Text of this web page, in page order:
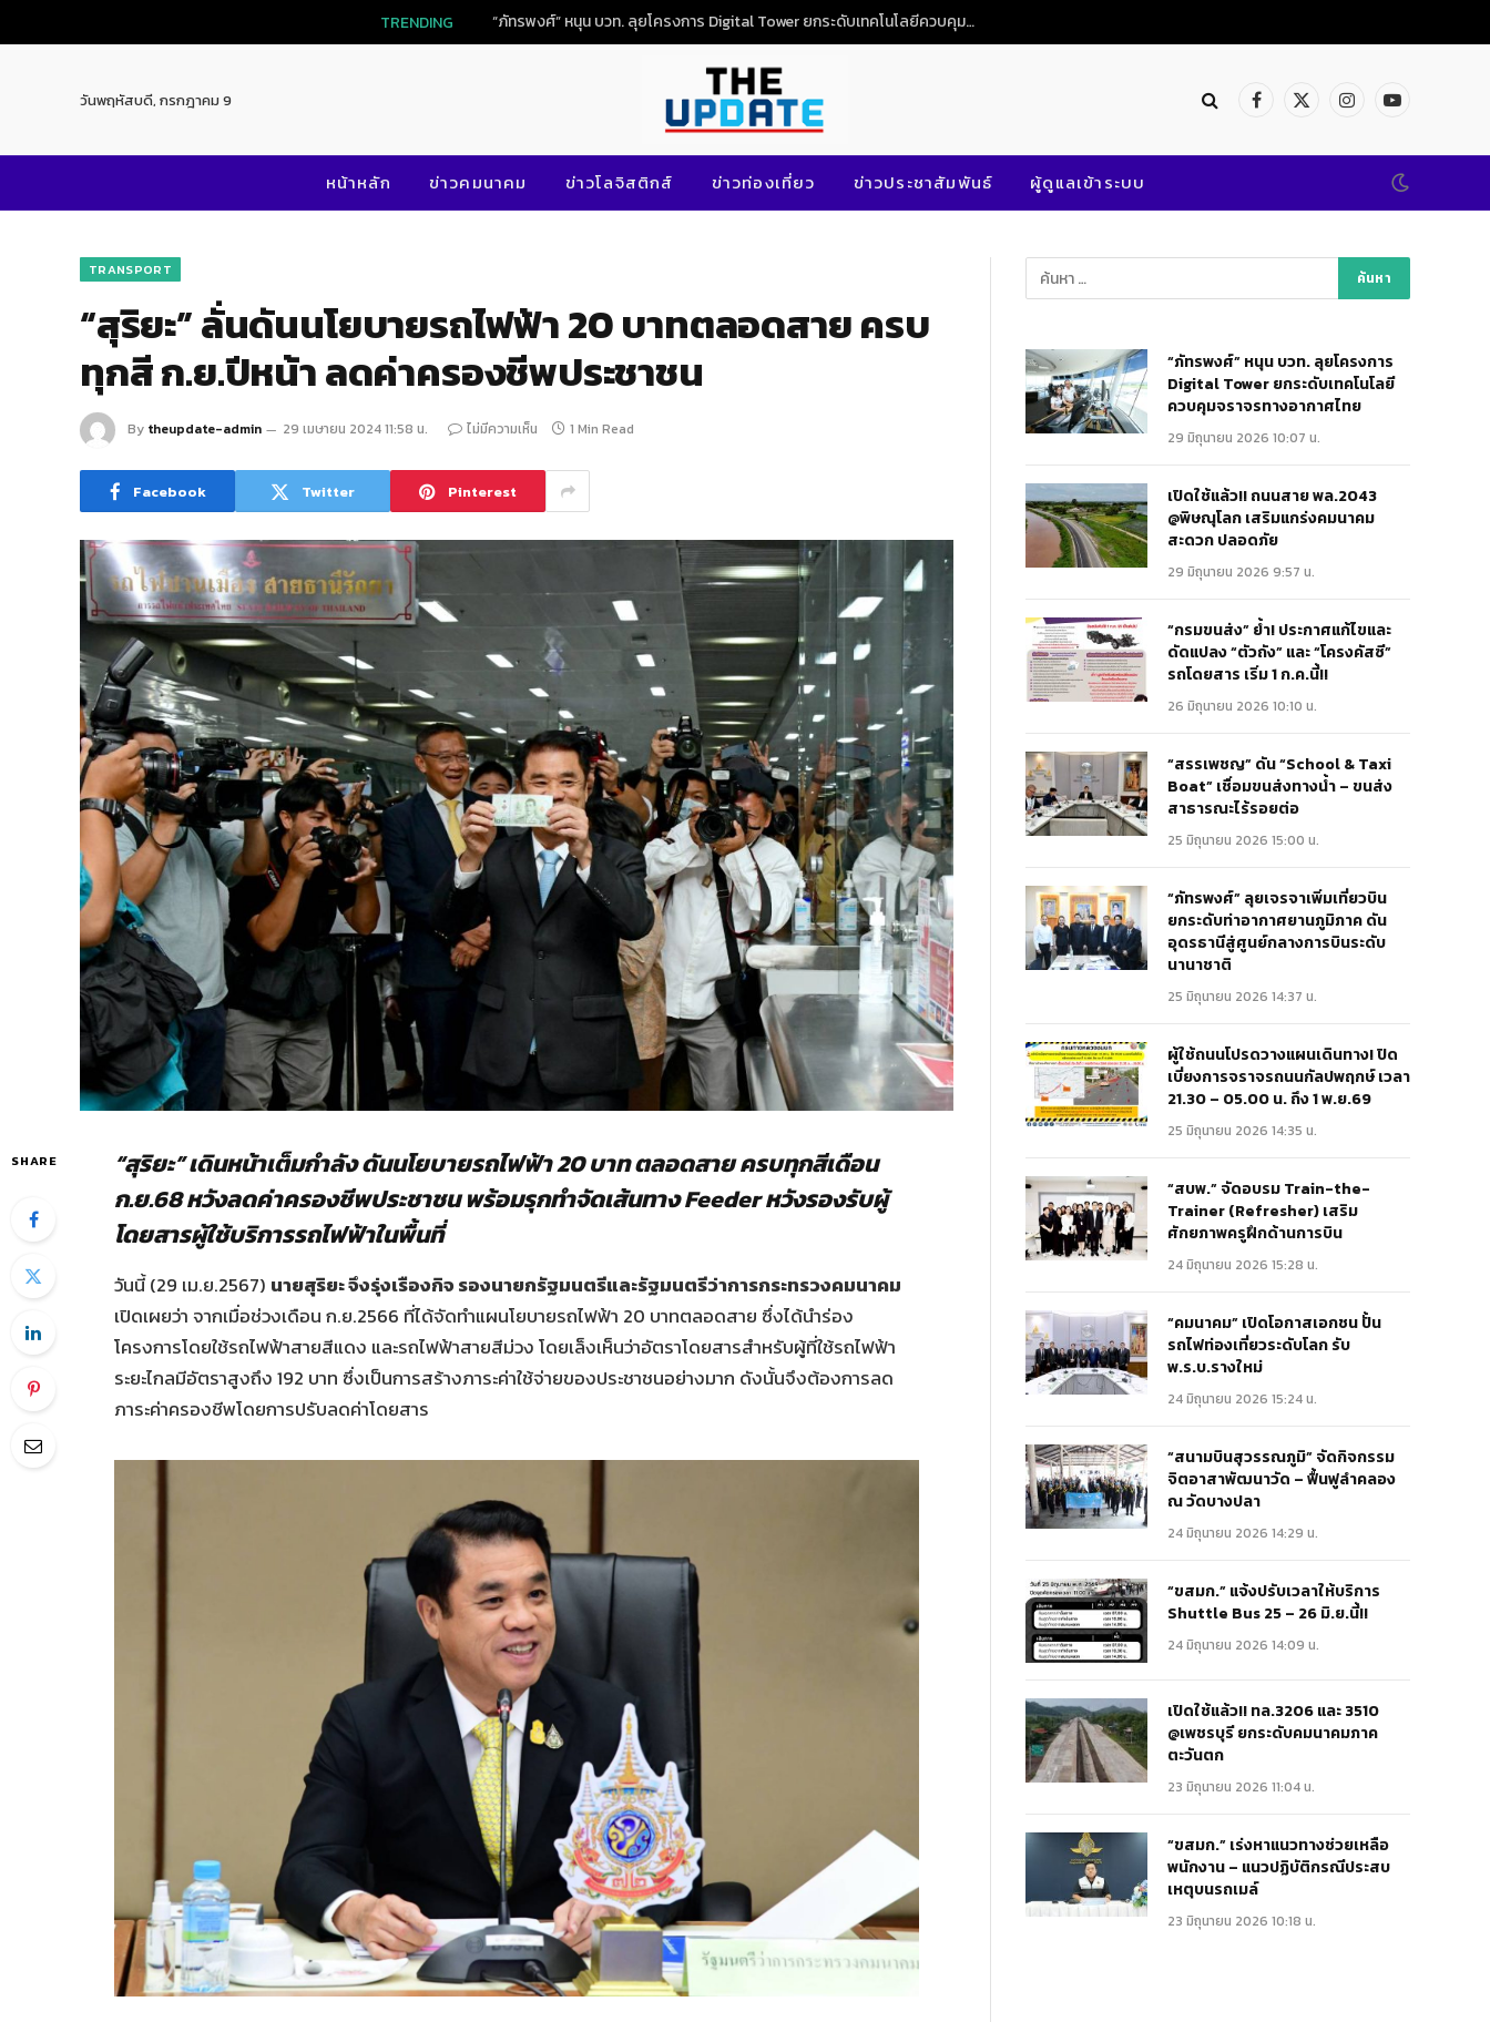
TRENDING
วันพฤหัสบดี, กรกฎาคม 9 Facebook
X
InstagramYouTube
หน้าหลัก ข่าวคมนาคม ข่าวโลจิสติกส์ ข่าวท่องเที่ยว ข่าวประชาสัมพันธ์ ผู้ดูแลเข้าระบบ
TRANSPORT
“สุริยะ” ลั่นดันนโยบายรถไฟฟ้า 20 บาทตลอดสาย ครบ
ทุกสี ก.ย.ปีหน้า ลดค่าครองชีพประชาชน
By theupdate-admin 29 เมษายน 2024 11:58 น. ไม่มีความเห็น 1 Min Read
Facebook Twitter Pinterest
SHARE
“สุริยะ” เดินหน้าเต็มกำลัง ดันนโยบายรถไฟฟ้า 20 บาท ตลอดสาย ครบทุกสีเดือน
ก.ย.68 หวังลดค่าครองชีพประชาชน พร้อมรุกทำจัดเส้นทางFeeder หวังรองรับผู้
โดยสารผู้ใช้บริการรถไฟฟ้าในพื้นที่
วันนี้ (29 เม.ย.2567) นายสุริยะ จึงรุ่งเรืองกิจ รองนายกรัฐมนตรีและรัฐมนตรีว่าการกระทรวงคมนาคม
เปิดเผยว่า จากเมื่อช่วงเดือน ก.ย.2566 ที่ได้จัดทำแผนโยบายรถไฟฟ้า 20 บาทตลอดสาย ซึ่งได้นำร่อง
โครงการโดยใช้รถไฟฟ้าสายสีแดง และรถไฟฟ้าสายสีม่วง โดยเล็งเห็นว่าอัตราโดยสารสำหรับผู้ที่ใช้รถไฟฟ้า
ระยะไกลมีอัตราสูงถึง 192 บาท ซึ่งเป็นการสร้างภาระค่าใช้จ่ายของประชาชนอย่างมาก ดังนั้นจึงต้องการลด
ภาระค่าครองชีพโดยการปรับลดค่าโดยสาร
“ภัทรพงศ์” หนุน บวท. ลุยโครงการ
Digital Tower ยกระดับเทคโนโลยี
ควบคุมจราจรทางอากาศไทย
29 มิถุนายน 2026 10:07 น.
เปิดใช้แล้ว!! ถนนสาย พล.2043
@พิษณุโลก เสริมแกร่งคมนาคม
สะดวก ปลอดภัย
29 มิถุนายน 2026 9:57 น.
“กรมขนส่ง” ย้ำ! ประกาศแก้ไขและ
ดัดแปลง “ตัวถัง” และ “โครงคัสซี”
รถโดยสาร เริ่ม 1 ก.ค.นี้!!
26 มิถุนายน 2026 10:10 น.
“สรรเพชญ” ดัน “School & Taxi
Boat” เชื่อมขนส่งทางน้ำ – ขนส่ง
สาธารณะไร้รอยต่อ
25 มิถุนายน 2026 15:00 น.
“ภัทรพงศ์” ลุยเจรจาเพิ่มเที่ยวบิน
ยกระดับท่าอากาศยานภูมิภาค ดัน
อุดรธานีสู่ศูนย์กลางการบินระดับ
นานาชาติ
25 มิถุนายน 2026 14:37 น.
ผู้ใช้ถนนโปรดวางแผนเดินทาง! ปิด
เบี่ยงการจราจรถนนกัลปพฤกษ์ เวลา
21.30 – 05.00 น. ถึง 1 พ.ย.69
25 มิถุนายน 2026 14:35 น.
“สบพ.” จัดอบรม Train-the-
Trainer (Refresher) เสริม
ศักยภาพครูฝึกด้านการบิน
24 มิถุนายน 2026 15:28 น.
“คมนาคม” เปิดโอกาสเอกชน ปั้น
รถไฟท่องเที่ยวระดับโลก รับ
พ.ร.บ.รางใหม่
24 มิถุนายน 2026 15:24 น.
“สนามบินสุวรรณภูมิ” จัดกิจกรรม
จิตอาสาพัฒนาวัด – ฟื้นฟูลำคลอง
ณ วัดบางปลา
24 มิถุนายน 2026 14:29 น.
“ขสมก.” แจ้งปรับเวลาให้บริการ
Shuttle Bus 25 – 26 มิ.ย.นี้!!
24 มิถุนายน 2026 14:09 น.
เปิดใช้แล้ว!! ทล.3206 และ 3510
@เพชรบุรี ยกระดับคมนาคมภาค
ตะวันตก
23 มิถุนายน 2026 11:04 น.
“ขสมก.” เร่งหาแนวทางช่วยเหลือ
พนักงาน – แนวปฏิบัติกรณีประสบ
เหตุบนรถเมล์
23 มิถุนายน 2026 10:18 น.